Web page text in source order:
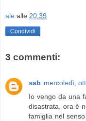
ale alle 20:39
Condividi
3 commenti:
sab mercoledì,
Io vengo da una
disastrata, ora è
famiglia nel